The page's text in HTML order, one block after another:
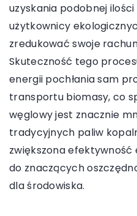
uzyskania podobnej
użytkownicy
zredukować swoje
Skuteczność tego
energii pochłania sam
transportu biomasy, co
węglowy jest znacznie
tradycyjnych paliw
zwiększona
do znaczących
dla środowiska.